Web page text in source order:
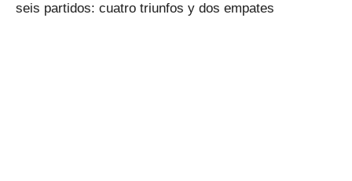
seis partidos: cuatro triunfos y dos empates